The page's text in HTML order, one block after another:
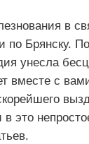
в
по Брянску.
унесла
вместе с
это